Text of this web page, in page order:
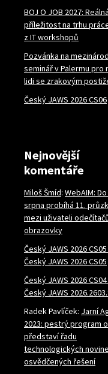
BOJ O JOB 2027: Reálná
příležitost na trhu
z IT workshopů
Pozvánka na
seminář v Palermu pro
lidi se zrakovým
Český JAWS 2026 CS06
Nejnovější
komentáře
Miloš Šmíd: WebAIM:
srpna probíhá 11.
mezi uživateli
obrazovky
Český JAWS 2026
Český JAWS 2026 CS05
Český JAWS 2026
Český JAWS
Radek Pavlíček: Jarní
2023: pestrý program
představí řadu
technologických
osvědčených řešení